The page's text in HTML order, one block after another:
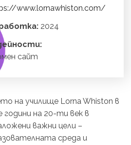
www.lornawhiston.com/
2024
сайт
на училище Lorna Whiston в
години на 20-ти век в
важни цели –
среда и